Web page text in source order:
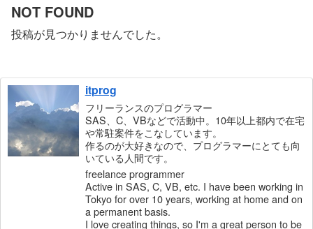
NOT FOUND
投稿が見つかりませんでした。
itprog
フリーランスのプログラマー
SAS、C、VBなどで活動中。10年以上都内で在宅
や常駐案件をこなしています。
作るのが大好きなので、プログラマーにとても向
いている人間です。
freelance programmer
Active in SAS, C, VB, etc. I have been working in
Tokyo for over 10 years, working at home and on
a permanent basis.
I love creating things, so I'm a great person to be